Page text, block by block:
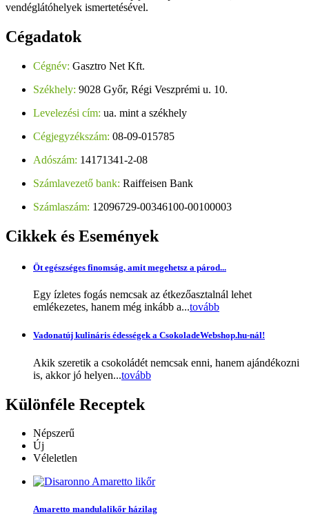
vendéglátóhelyek ismertetésével.
Cégadatok
Cégnév: Gasztro Net Kft.
Székhely: 9028 Győr, Régi Veszprémi u. 10.
Levelezési cím: ua. mint a székhely
Cégjegyzékszám: 08-09-015785
Adószám: 14171341-2-08
Számlavezető bank: Raiffeisen Bank
Számlaszám: 12096729-00346100-00100003
Cikkek és Események
Öt egészséges finomság, amit megehetsz a párod...
Egy ízletes fogás nemcsak az étkezőasztalnál lehet
emlékezetes, hanem még inkább a...tovább
Vadonatúj kulináris édességek a CsokoladeWebshop.hu-nál!
Akik szeretik a csokoládét nemcsak enni, hanem ajándékozni
is, akkor jó helyen...tovább
Különféle Receptek
Népszerű
Új
Véleletlen
Amaretto mandulalikőr házilag